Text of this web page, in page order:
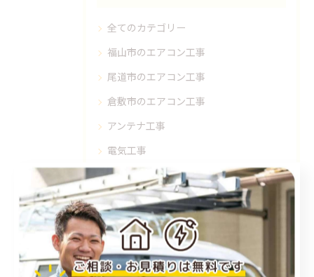
全てのカテゴリー
福山市のエアコン工事
尾道市のエアコン工事
倉敷市のエアコン工事
アンテナ工事
電気工事
お知らせ
施工事例
お得情報
コラム